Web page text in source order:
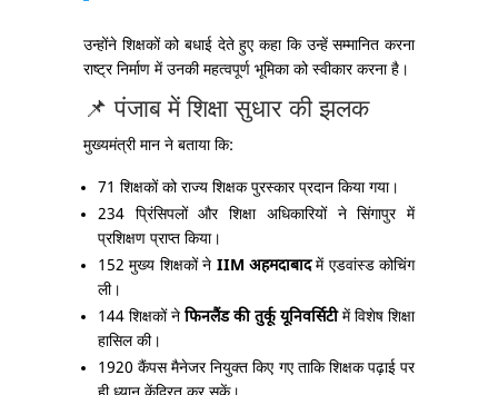
उन्होंने शिक्षकों को बधाई देते हुए कहा कि उन्हें सम्मानित करना
राष्ट्र निर्माण में उनकी महत्वपूर्ण भूमिका को स्वीकार करना है।
📌 पंजाब में शिक्षा सुधार की झलक
मुख्यमंत्री मान ने बताया कि:
71 शिक्षकों को राज्य शिक्षक पुरस्कार प्रदान किया गया।
234 प्रिंसिपलों और शिक्षा अधिकारियों ने सिंगापुर में
प्रशिक्षण प्राप्त किया।
152 मुख्य शिक्षकों ने IIM अहमदाबादमें एडवांस्ड कोचिंग
ली।
144 शिक्षकों ने फिनलैंड की तुर्कू यूनिवर्सिटीमें विशेष शिक्षा
हासिल की।
1920 कैंपस मैनेजर नियुक्त किए गए ताकि शिक्षक पढ़ाई पर